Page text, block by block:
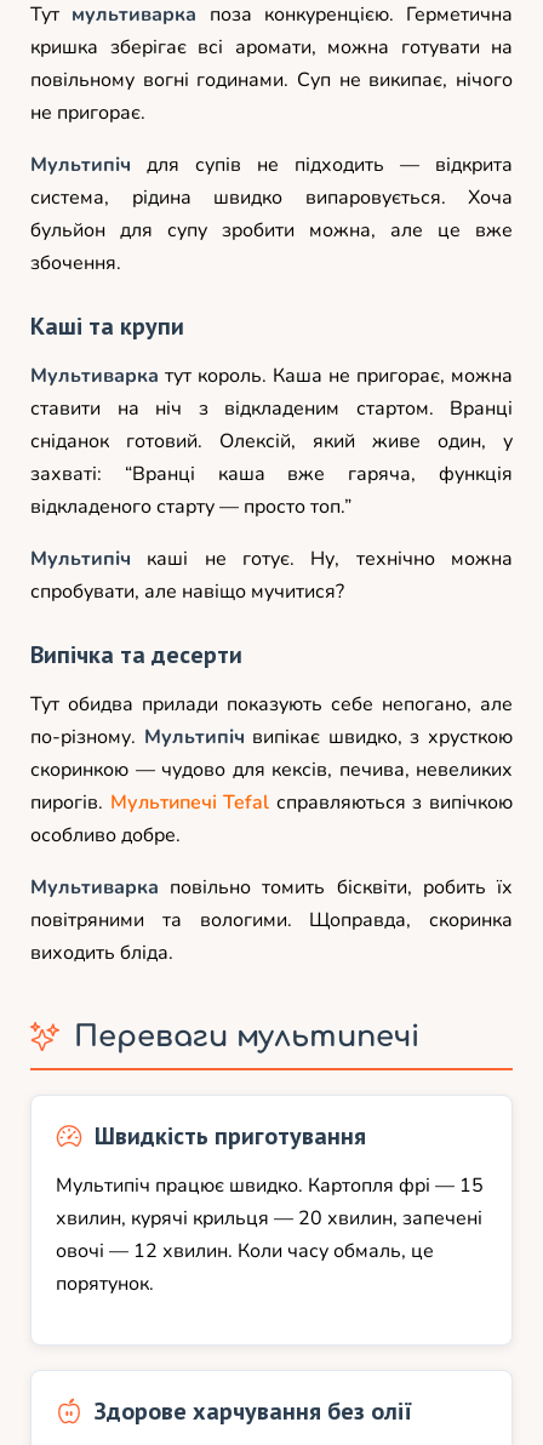
Тут мультиварка поза конкуренцією. Герметична
кришка зберігає всі аромати, можна готувати на
повільному вогні годинами. Суп не википає, нічого
не пригорає.
Мультипіч для супів не підходить — відкрита
система, рідина швидко випаровується. Хоча
бульйон для супу зробити можна, але це вже
збочення.
Каші та крупи
Мультиварка тут король. Каша не пригорає, можна
ставити на ніч з відкладеним стартом. Вранці
сніданок готовий. Олексій, який живе один, у
захваті: “Вранці каша вже гаряча, функція
відкладеного старту — просто топ.”
Мультипіч каші не готує. Ну, технічно можна
спробувати, але навіщо мучитися?
Випічка та десерти
Тут обидва прилади показують себе непогано, але
по-різному. Мультипіч випікає швидко, з хрусткою
скоринкою — чудово для кексів, печива, невеликих
пирогів. Мультипечі Tefal справляються з випічкою
особливо добре.
Мультиварка повільно томить бісквіти, робить їх
повітряними та вологими. Щоправда, скоринка
виходить бліда.
Переваги мультипечі
Швидкість приготування
Мультипіч працює швидко. Картопля фрі — 15
хвилин, курячі крильця — 20 хвилин, запечені
овочі — 12 хвилин. Коли часу обмаль, це
порятунок.
Здорове харчування без олії